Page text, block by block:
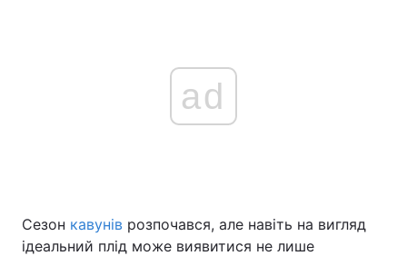
ad
Сезон кавунів розпочався, але навіть на вигляд
ідеальний плід може виявитися не лише